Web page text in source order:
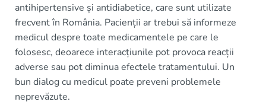
antihipertensive și antidiabetice, care sunt utilizate
frecvent în România. Pacienții ar trebui să informeze
medicul despre toate medicamentele pe care le
folosesc, deoarece interacțiunile pot provoca reacții
adverse sau pot diminua efectele tratamentului. Un
bun dialog cu medicul poate preveni problemele
neprevăzute.